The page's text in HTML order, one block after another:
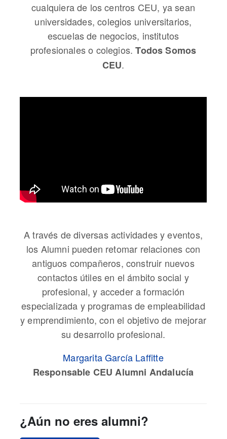
cualquiera de los centros CEU, ya sean
universidades, colegios universitarios,
escuelas de negocios, institutos
profesionales o colegios.Todos Somos
CEU.
A través de diversas actividades y eventos,
los Alumni pueden retomar relaciones con
antiguos compañeros, construir nuevos
contactos útiles en el ámbito social y
profesional, y acceder a formación
especializada y programas de empleabilidad
y emprendimiento, con el objetivo de mejorar
su desarrollo profesional.
Margarita García Laffitte
Responsable CEU Alumni Andalucía
¿Aún no eres alumni?